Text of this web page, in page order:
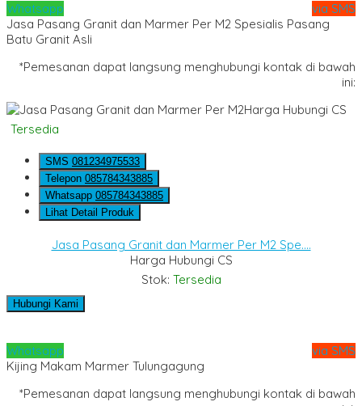
Whatsapp
via SMS
Jasa Pasang Granit dan Marmer Per M2 Spesialis Pasang
Batu Granit Asli
*Pemesanan dapat langsung menghubungi kontak di bawah
ini:
Harga Hubungi CS
Tersedia
SMS 081234975533
Telepon 085784343885
Whatsapp 085784343885
Lihat Detail Produk
Jasa Pasang Granit dan Marmer Per M2 Spe....
Harga Hubungi CS
Stok: Tersedia
Hubungi Kami
Whatsapp
via SMS
Kijing Makam Marmer Tulungagung
*Pemesanan dapat langsung menghubungi kontak di bawah